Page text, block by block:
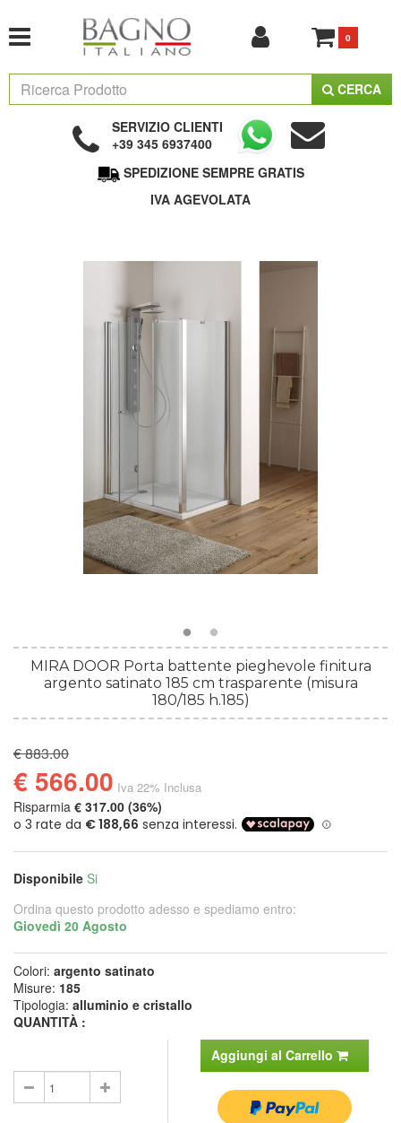
0
CERCA
SERVIZIO CLIENTI
+39 345 6937400
SPEDIZIONE SEMPRE GRATIS
IVA AGEVOLATA
MIRA DOOR Porta battente pieghevole finitura
argento satinato 185 cm trasparente (misura
180/185 h.185)
€ 883.00
€ 566.00 Iva 22% Inclusa
Risparmia € 317.00 (36%)
Disponibile Si
Ordina questo prodotto adesso e spediamo entro:
Giovedì 20 Agosto
Colori: argento satinato
Misure: 185
Tipologia: alluminio e cristallo
QUANTITÀ :
Aggiungi al Carrello